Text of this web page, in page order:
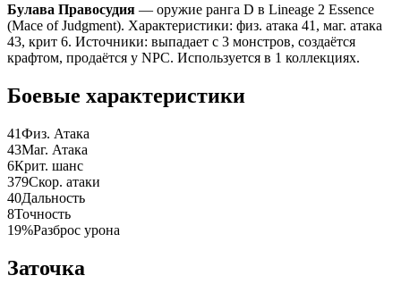
Булава Правосудия — оружие ранга D в Lineage 2 Essence
(Mace of Judgment). Характеристики: физ. атака 41, маг. атака
43, крит 6. Источники: выпадает с 3 монстров, создаётся
крафтом, продаётся у NPC. Используется в 1 коллекциях.
Боевые характеристики
41Физ. Атака
43Маг. Атака
6Крит. шанс
379Скор. атаки
40Дальность
8Точность
19%Разброс урона
Заточка